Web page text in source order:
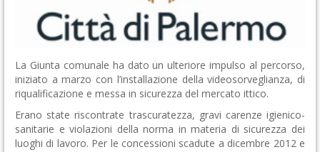
La Giunta comunale ha dato un ulteriore impulso al percorso,
iniziato a marzo con l’installazione della videosorveglianza, di
riqualificazione e messa in sicurezza del mercato ittico.
Erano state riscontrate trascuratezza, gravi carenze igienico-
sanitarie e violazioni della norma in materia di sicurezza dei
luoghi di lavoro. Per le concessioni scadute a dicembre 2012 e